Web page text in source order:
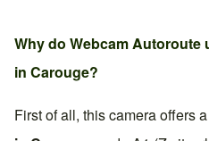
Why do Webcam
in Carouge?
First of all, this camera offers a